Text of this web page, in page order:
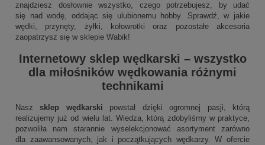
znajdziesz dosłownie wszystko, czego potrzebujesz, by udać
się nad wodę, oddając się ulubionemu hobby. Sprawdź, w jakie
wędki, przynęty, żyłki, kołowrotki oraz pozostałe akcesoria
zaopatrzysz się w sklepie Wabik!
Internetowy sklep wędkarski – wszystko
dla miłośników wędkowania różnymi
technikami
Naszsklep wędkarski powstał dzięki ogromnej pasji, którą
realizujemy już od wielu lat. Wiedza, którą zdobyliśmy w praktyce,
pozwoliła nam starannie wyselekcjonować asortyment zarówno
dla zaawansowanych, jak i początkujących wędkarzy. W ofercie